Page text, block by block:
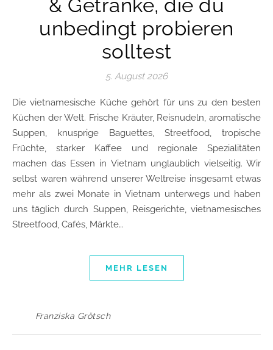
& Getränke, die du
unbedingt probieren
solltest
5. August 2026
Die vietnamesische Küche gehört für uns zu den besten
Küchen der Welt. Frische Kräuter, Reisnudeln, aromatische
Suppen, knusprige Baguettes, Streetfood, tropische
Früchte, starker Kaffee und regionale Spezialitäten
machen das Essen in Vietnam unglaublich vielseitig. Wir
selbst waren während unserer Weltreise insgesamt etwas
mehr als zwei Monate in Vietnam unterwegs und haben
uns täglich durch Suppen, Reisgerichte, vietnamesisches
Streetfood, Cafés, Märkte…
MEHR LESEN
Franziska Grötsch